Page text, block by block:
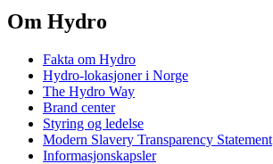
Om Hydro
Fakta om Hydro
Hydro-lokasjoner i Norge
The Hydro Way
Brand center
Styring og ledelse
Modern Slavery Transparency Statement
Informasjonskapsler